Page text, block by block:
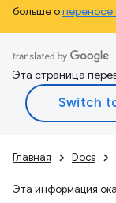
больше опереносе
Эта страница
Главная Docs
Эта информация